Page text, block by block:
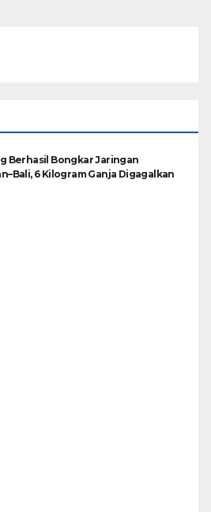
Berhasil Bongkar Jaringan
6 Kilogram Ganja Digagalkan